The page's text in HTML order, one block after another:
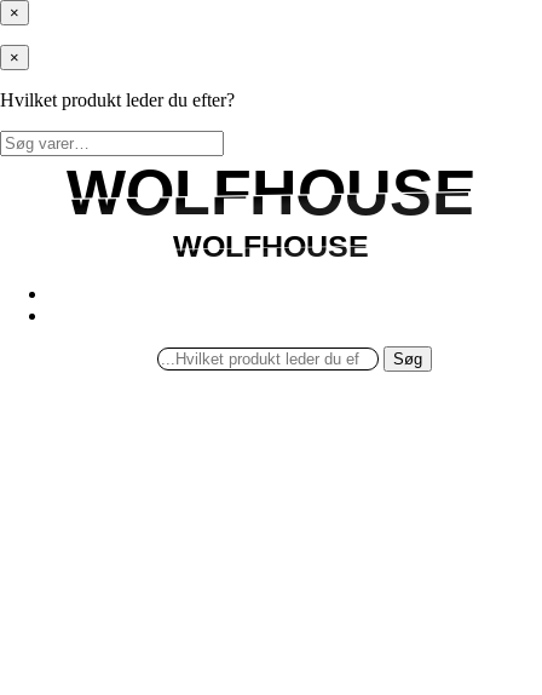
×
×
Hvilket produkt leder du efter?
Søg
efter:
WOLFHOUSE
WOLFHOUSE
WOLFHOUSE
WOLFHOUSE
Søg